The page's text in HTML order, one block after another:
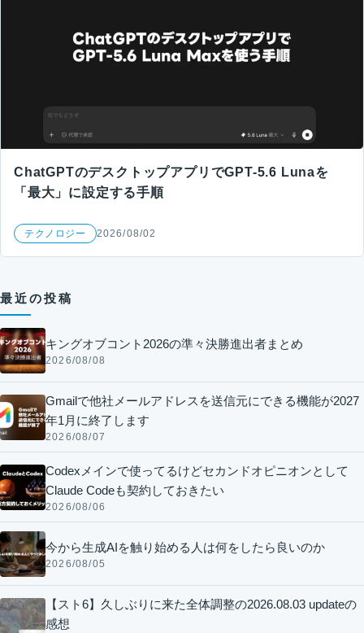
ChatGPTのデスクトップアプリでGPT-5.6 Lunaを
「最大」に設定する手順
テクノロジー 2026/08/02
最近の投稿
キングオブコント2026の準々決勝進出者まとめ
2026/08/08
Gmailで他社メールアドレスを送信元にできる機能が2027
年1月に終了します
2026/08/07
Codexメインで使ってるけどセカンドオピニオンとして
Claude Codeも契約しておきたい
2026/08/06
今から生成AIを触り始める人は何をしたら良いのか
2026/08/05
【スト6】久しぶりに来た全体調整の2026.08.03 updateの
感想